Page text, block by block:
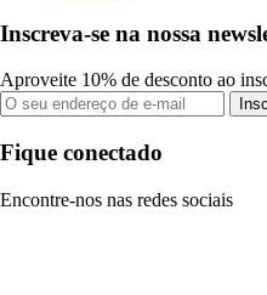
Inscreva-se na nossa
Aproveite 10% de desconto ao
Fique conectado
Encontre-nos nas redes sociais